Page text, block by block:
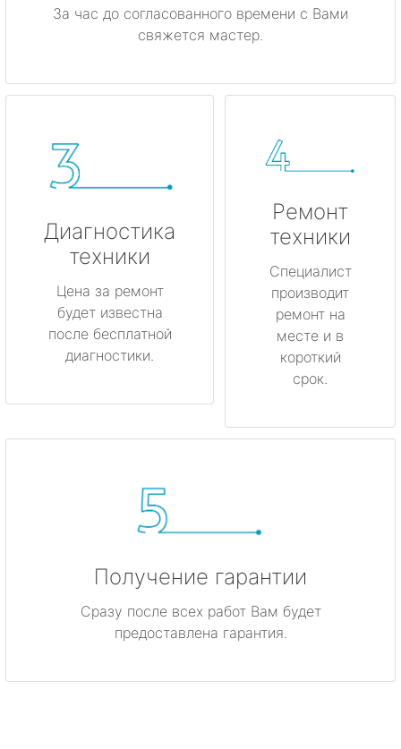
За час до согласованного времени с Вами
свяжется мастер.
Диагностика
техники
Цена за ремонт
будет известна
после бесплатной
диагностики.
Ремонт
техники
Специалист
производит
ремонт на
месте и в
короткий
срок.
Получение гарантии
Сразу после всех работ Вам будет
предоставлена гарантия.